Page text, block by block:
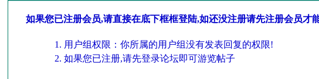
如果您已注册会员,请直接在底下框框登陆,如还没注册请先注册会员才
用户组权限：你所属的用户组没有发表回复的权限!
如果您已注册,请先登录论坛即可游览帖子